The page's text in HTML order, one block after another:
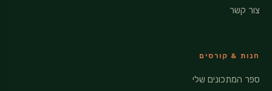
צור קשר
חנות & קורסים
ספר המתכונים שלי